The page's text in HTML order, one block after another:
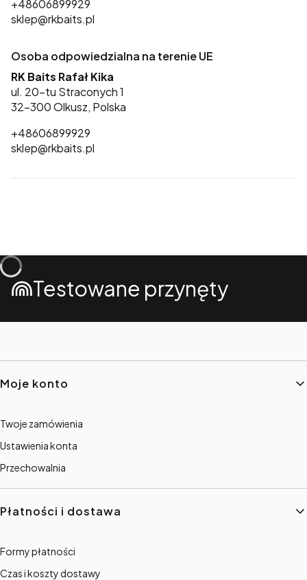
+48606899929
sklep@rkbaits.pl
Osoba odpowiedzialna na terenie UE
RK Baits Rafał Kika
ul. 20-tu Straconych 1
32-300 Olkusz, Polska
+48606899929
sklep@rkbaits.pl
Testowane przynęty
Linki w stopce
Moje konto
Twoje zamówienia
Ustawienia konta
Przechowalnia
Płatności i dostawa
Formy płatności
Czas i koszty dostawy